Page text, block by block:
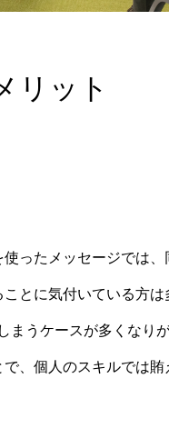
リット
ったメッセージでは
とに気付いている方
うケースが多くなり
、個人のスキルでは